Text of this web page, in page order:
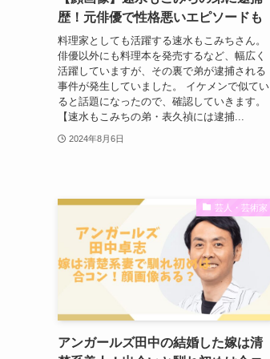
歴！元俳優で性格悪いエピソードも
料理家としても活躍する速水もこみちさん。
俳優以外にも料理本を発売するなど、幅広く
活躍していますが、その裏で弟が逮捕される
事件が発生していました。 イケメンで似てい
ると話題になったので、確認していきます。
【速水もこみちの弟・表久禎には逮捕...
2024年8月6日
芸人・芸術家
アンガールズ田中の結婚した嫁は清